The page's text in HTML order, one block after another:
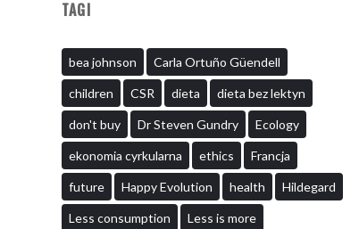
TAGI
bea johnson Carla Ortuño Güendell
children CSR dieta dieta bez lektyn
don't buy Dr Steven Gundry Ecology
ekonomia cyrkularna ethics Francja
future Happy Evolution health Hildegard
Less consumption Less is more